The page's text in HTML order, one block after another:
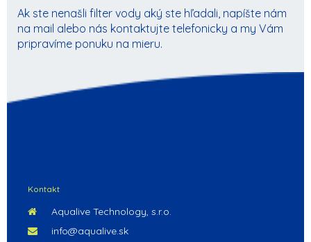
Ak ste nenašli filter vody aký ste hľadali, napíšte nám
na mail alebo nás kontaktujte telefonicky a my Vám
pripravíme ponuku na mieru.
Kontakt
Aqualive Technology, s.r.o.
info@aqualive.sk